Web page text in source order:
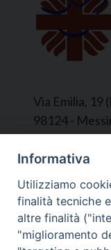
Via Emilia, 19
98124 -
Segreteria e
L’Ufficio è
venerdì, dalle
Tel.
mail:
Informativa
Utilizziamo
finalità tecniche
altre finalità
"miglioramento